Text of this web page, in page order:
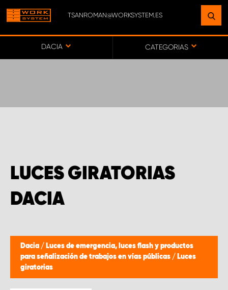
TSANROMAN@WORKSYSTEM.ES
DACIA CATEGORIAS
LUCES GIRATORIAS
DACIA
Dacia / Luces de emergencia, luces flash y productos
para señalización de trabajos en vías públicas / Luces
giratorias
ENCUENTRE UNA INSTALACIÓN
CERCA DE USTED